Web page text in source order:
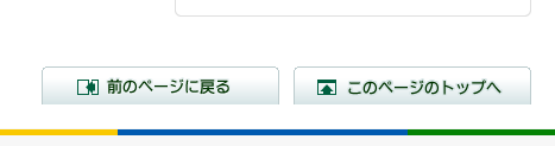
前のページに戻る